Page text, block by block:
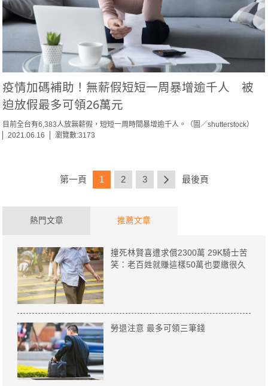
疫情加碼補助！無薪假短短一周暴增逾千人 被
迫放假最多可領26萬元
目前全台有6,383人放無薪假，短短一周時間暴增逾千人。（圖／shutterstock）
2021.06.16
瀏覽數:3173
第一頁 1 2 3 最後頁
熱門文章 推薦文章
撞死林賢喜遭求償2300萬 29K騎士苦
笑：老百姓就賺這樣50萬也要繳很久
勞退注意 最多可領三筆錢